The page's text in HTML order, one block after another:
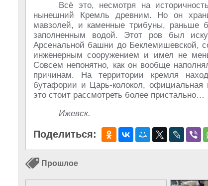
Всё это, несмотря на
нынешний Кремль древним. Но он
мавзолей, и каменные трибуны, раньше
заполненным водой. Этот ров был
Арсенальной башни до Беклемишевской,
инженерным сооружением и имел не
Совсем непонятно, как он вообще
причинам. На территории кремля
бутафории и Царь-колокол, официальная
это стоит рассмотреть более пристально…
Ижевск.
Поделиться:
Прошлое